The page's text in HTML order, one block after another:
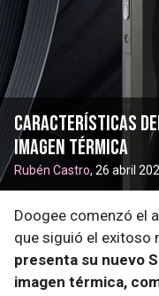
Características del
imagen térmica
Rubén Castro, 26 abril
Doogee comenzó el
que siguió el exitoso
presenta su nuevo
imagen térmica,